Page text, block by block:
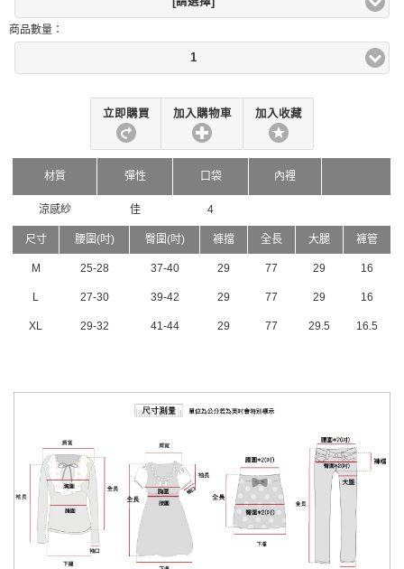
商品數量：
1
立即購買 加入購物車 加入收藏
材質 彈性 口袋 內裡
涼感紗 佳 4
尺寸 腰圍(吋) 臀圍(吋) 褲擋 全長 大腿 褲管
M 25-28 37-40 29 77 29 16
L 27-30 39-42 29 77 29 16
XL 29-32 41-44 29 77 29.5 16.5